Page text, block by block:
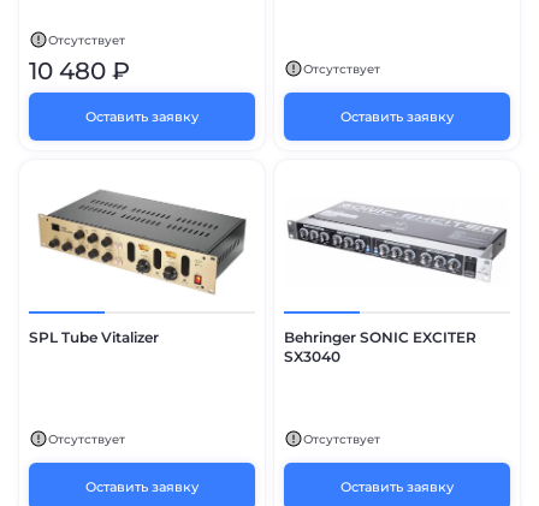
Отсутствует
10 480 ₽
Оставить заявку
Отсутствует
Оставить заявку
SPL Tube Vitalizer
Отсутствует
Оставить заявку
Behringer SONIC EXCITER
SX3040
Отсутствует
Оставить заявку